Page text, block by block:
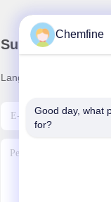
Surat Kabar Kami
Langganan buletin kami
Chemfine
Good day, what
for?